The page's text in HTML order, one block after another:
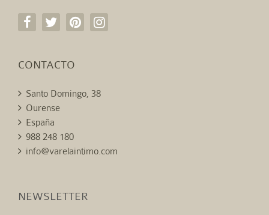
CONTACTO
Santo Domingo, 38
Ourense
España
988 248 180
info@varelaintimo.com
NEWSLETTER